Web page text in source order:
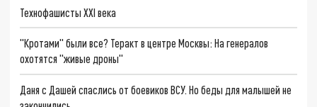
Технофашисты XXI века
"Кротами" были все? Теракт в центре Москвы: На генералов
охотятся "живые дроны"
Даня с Дашей спаслись от боевиков ВСУ. Но беды для малышей не